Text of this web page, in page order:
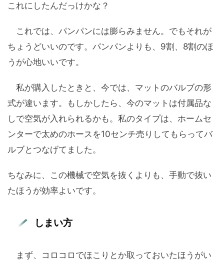
これにしたんだっけかな？
これでは、パンパンには膨らみません。でもそれが
ちょうどいいのです。パンパンよりも、9割、8割のほ
うが心地いいです。
私が購入したときと、今では、マットのバルブの形
式が違います。もしかしたら、今のマットは付属品な
しで空気が入れられるかも。私のタイプは、ホームセ
ンターで太めのホースを10センチ売りしてもらってバ
ルブとつなげてました。
ちなみに、この機械で空気を抜くよりも、手動で抜い
たほうが効率よいです。
しまい方
まず、コロコロでほこりとか取っておいたほうがい